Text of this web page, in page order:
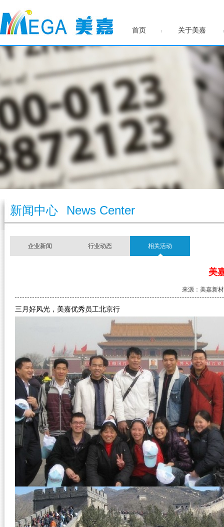
首页 关于美嘉
新闻中心 News Center
企业新闻 行业动态 相关活动
美
来源：美嘉新
三月好风光，美嘉优秀员工北京行